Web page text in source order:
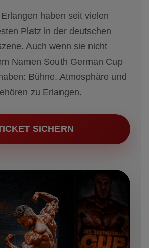
haben seit vielen
Platz in der deutschen
Auch wenn sie nicht
Namen South German Cup
Bühne, Atmosphäre und
zu Erlangen.
SICHERN